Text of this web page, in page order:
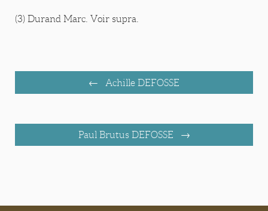
(3) Durand Marc. Voir supra.
Achille DEFOSSE
Paul Brutus DEFOSSE